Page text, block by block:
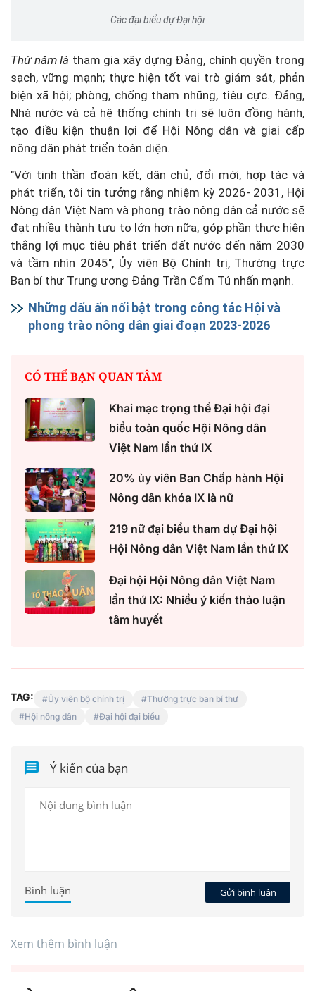
Các đại biểu dự Đại hội
Thứ năm là tham gia xây dựng Đảng, chính quyền trong
sạch, vững mạnh; thực hiện tốt vai trò giám sát, phản
biện xã hội; phòng, chống tham nhũng, tiêu cực. Đảng,
Nhà nước và cả hệ thống chính trị sẽ luôn đồng hành,
tạo điều kiện thuận lợi để Hội Nông dân và giai cấp
nông dân phát triển toàn diện.
"Với tinh thần đoàn kết, dân chủ, đổi mới, hợp tác và
phát triển, tôi tin tưởng rằng nhiệm kỳ 2026- 2031, Hội
Nông dân Việt Nam và phong trào nông dân cả nước sẽ
đạt nhiều thành tựu to lớn hơn nữa, góp phần thực hiện
thắng lợi mục tiêu phát triển đất nước đến năm 2030
và tầm nhìn 2045", Ủy viên Bộ Chính trị, Thường trực
Ban bí thư Trung ương Đảng Trần Cẩm Tú nhấn mạnh.
Những dấu ấn nổi bật trong công tác Hội và
phong trào nông dân giai đoạn 2023-2026
CÓ THỂ BẠN QUAN TÂM
Khai mạc trọng thể Đại hội đại
biểu toàn quốc Hội Nông dân
Việt Nam lần thứ IX
20% ủy viên Ban Chấp hành Hội
Nông dân khóa IX là nữ
219 nữ đại biểu tham dự Đại hội
Hội Nông dân Việt Nam lần thứ IX
Đại hội Hội Nông dân Việt Nam
lần thứ IX: Nhiều ý kiến thảo luận
tâm huyết
TAG: Ủy viên bộ chính trị
Thường trực ban bí thư
Hội nông dân
Đại hội đại biểu
Ý kiến của bạn
Gửi bình luận
Bình luận
Xem thêm bình luận